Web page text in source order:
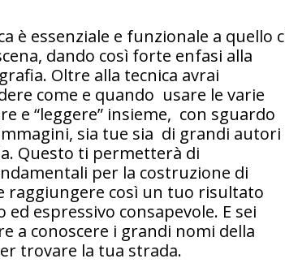
è essenziale e funzionale a quello
dando così forte enfasi alla
Oltre alla tecnica avrai
come e quando usare le varie
e “leggere” insieme, con sguardo
sia tue sia di grandi autori
Questo ti permetterà di
per la costruzione di
raggiungere così un tuo risultato
espressivo consapevole. E sei
a conoscere i grandi nomi della
trovare la tua strada.